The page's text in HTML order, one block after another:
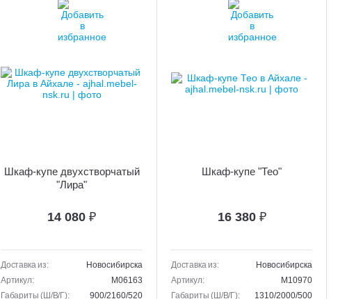
Шкаф-купе двухстворчатый
"Лира"
14 080 ₽
Доставка из:
Новосибирска
Артикул:
M06163
Габариты (Ш/В/Г):
900/2160/520
Шкаф-купе "Тео"
16 380 ₽
Доставка из:
Новосибирска
Артикул:
M10970
Габариты (Ш/В/Г):
1310/2000/500